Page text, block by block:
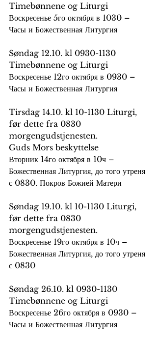
Timebønnene og Liturgi
Воскресенье 5го октября в 1030 –
Часы и Божественная Литургия
Søndag 12.10. kl 0930-1130
Timebønnene og Liturgi
Воскресенье 12го октября в 0930 –
Часы и Божественная Литургия
Tirsdag 14.10. kl 10-1130 Liturgi,
før dette fra 0830
morgengudstjenesten.
Guds Mors beskyttelse
Вторник 14го октября в 10ч –
Божественная Литургия, до того утреня
с 0830. Покров Божией Матери
Søndag 19.10. kl 10-1130 Liturgi,
før dette fra 0830
morgengudstjenesten.
Воскресенье 19го октября в 10ч –
Божественная Литургия, до того утреня
с 0830
Søndag 26.10. kl 0930-1130
Timebønnene og Liturgi
Воскресенье 26го октября в 0930 –
Часы и Божественная Литургия